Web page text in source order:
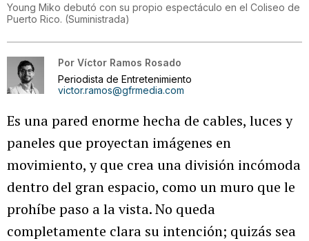
Young Miko debutó con su propio espectáculo en el Coliseo de
Puerto Rico. (Suministrada)
Por Víctor Ramos Rosado
Periodista de Entretenimiento
victor.ramos@gfrmedia.com
Es una pared enorme hecha de cables, luces y
paneles que proyectan imágenes en
movimiento, y que crea una división incómoda
dentro del gran espacio, como un muro que le
prohíbe paso a la vista. No queda
completamente clara su intención; quizás sea